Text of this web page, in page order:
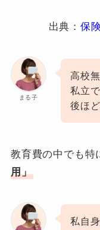
出典： 保
まる子
高校
私立
後ほ
教育費の中でも特
用」
私自